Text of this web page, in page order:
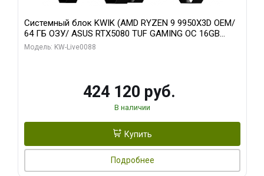
Системный блок KWIK (AMD RYZEN 9 9950X3D OEM/
64 ГБ ОЗУ/ ASUS RTX5080 TUF GAMING OC 16GB
GDDR7 256bit 3xDP 3x/ 960 ГБ SSD)
Модель: KW-Live0088
424 120 руб.
В наличии
Купить
Подробнее